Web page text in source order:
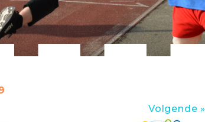
Volgende »